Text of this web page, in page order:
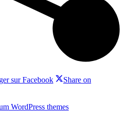
sur Facebook
Share on
WordPress themes